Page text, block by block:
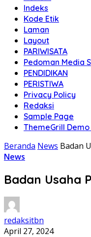
Indeks
Kode Etik
Laman
Layout
PARIWISATA
Pedoman Media
PENDIDIKAN
PERISTIWA
Privacy Policy
Redaksi
Sample Page
ThemeGrill Demo
Beranda News Badan
News
Badan Usaha
redaksitbn
April 27, 2024